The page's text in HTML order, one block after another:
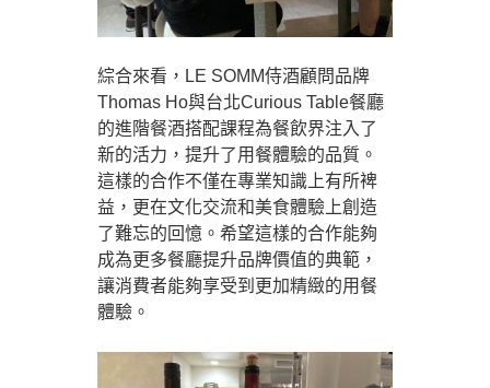
綜合來看，LE SOMM侍酒顧問品牌
Thomas Ho與台北Curious Table餐廳
的進階餐酒搭配課程為餐飲界注入了
新的活力，提升了用餐體驗的品質。
這樣的合作不僅在專業知識上有所裨
益，更在文化交流和美食體驗上創造
了難忘的回憶。希望這樣的合作能夠
成為更多餐廳提升品牌價值的典範，
讓消費者能夠享受到更加精緻的用餐
體驗。